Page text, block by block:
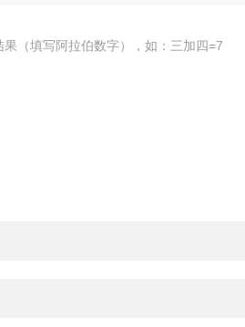
果（填写阿拉伯数字），如：三加四=7